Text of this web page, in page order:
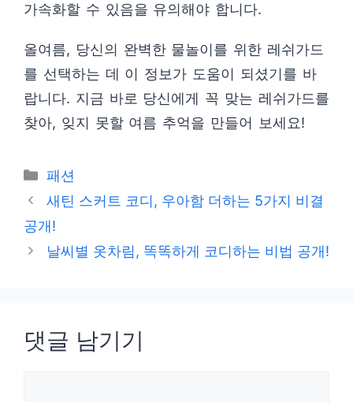
가속화할 수 있음을 유의해야 합니다.
올여름, 당신의 완벽한 물놀이를 위한 레쉬가드
를 선택하는 데 이 정보가 도움이 되셨기를 바
랍니다. 지금 바로 당신에게 꼭 맞는 레쉬가드를
찾아, 잊지 못할 여름 추억을 만들어 보세요!
카
테
리
패션
새틴 스커트 코디, 우아함 더하는 5가지 비결
공개!
날씨별 옷차림, 똑똑하게 코디하는 비법 공개!
댓글 남기기